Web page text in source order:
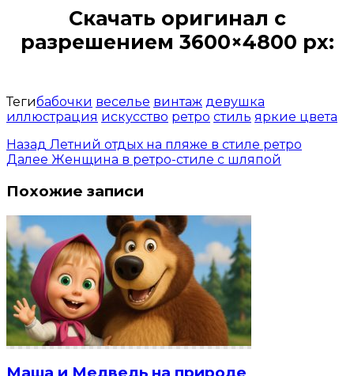
Скачать оригинал с
разрешением 3600×4800 px:
Тегибабочки веселье винтаж девушка
иллюстрация искусство ретро стиль яркие цвета
Назад Летний отдых на пляже в стиле ретро
Далее Женщина в ретро-стиле с шляпой
Похожие записи